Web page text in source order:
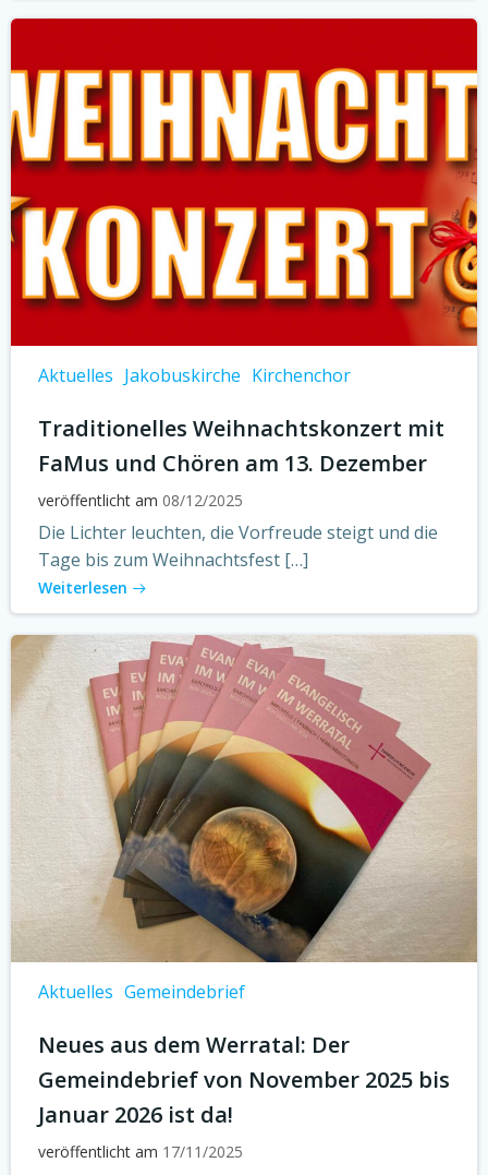
Aktuelles Jakobuskirche Kirchenchor
Traditionelles Weihnachtskonzert mit
FaMus und Chören am 13. Dezember
veröffentlicht am 08/12/2025
Die Lichter leuchten, die Vorfreude steigt und die
Tage bis zum Weihnachtsfest […]
Weiterlesen
Aktuelles Gemeindebrief
Neues aus dem Werratal: Der
Gemeindebrief von November 2025 bis
Januar 2026 ist da!
veröffentlicht am 17/11/2025